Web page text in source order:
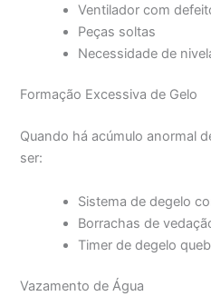
Ventilador com
Peças soltas
Necessidade de
Formação Excessiva de Gelo
Quando há acúmulo anormal
ser:
Sistema de degelo
Borrachas de
Timer de degelo
Vazamento de Água